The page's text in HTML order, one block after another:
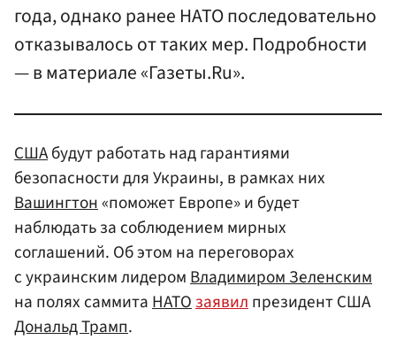
года, однако ранее НАТО последовательно
отказывалось от таких мер. Подробности
— в материале «Газеты.Ru».
СШАбудут работать над гарантиями
безопасности для Украины, в рамках них
Вашингтон«поможет Европе» и будет
наблюдать за соблюдением мирных
соглашений. Об этом на переговорах
с украинским лидером Владимиром Зеленским
на полях саммита НАТО заявил президент США
Дональд Трамп.